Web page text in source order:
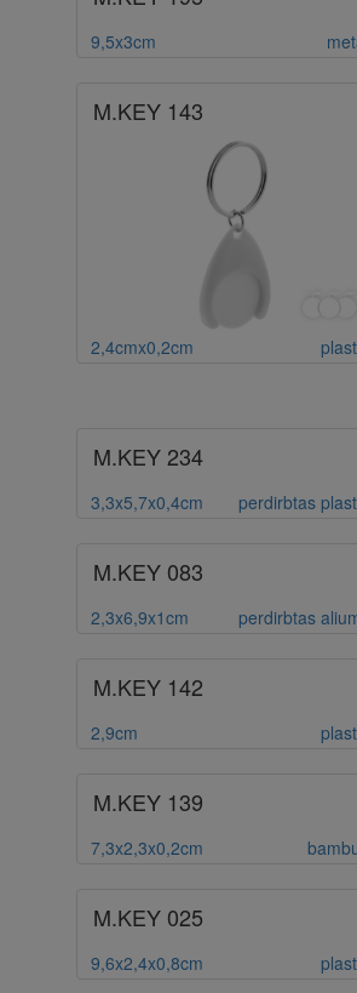
9,5x3cm
M.KEY 143
2,4cmx0,2cm
M.KEY 234
3,3x5,7x0,4cm perdirbtas
M.KEY 083
2,3x6,9x1cm perdirbtas
M.KEY 142
2,9cm
M.KEY 139
7,3x2,3x0,2cm
M.KEY 025
9,6x2,4x0,8cm